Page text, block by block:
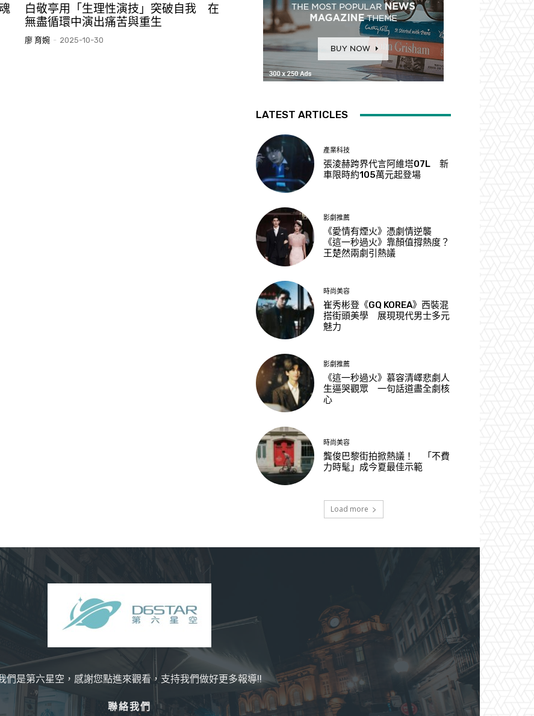
白敬亭用「生理性演技」突破自我 在
無盡循環中演出痛苦與重生
廖 育婉 - 2025-10-30
LATEST ARTICLES
產業科技
張淩赫跨界代言阿維塔07L 新
車限時約105萬元起登場
影劇推薦
《愛情有煙火》憑劇情逆襲
《這一秒過火》靠顏值撐熱度？
王楚然兩劇引熱議
時尚美容
崔秀彬登《GQ KOREA》西裝混
搭街頭美學 展現現代男士多元
魅力
影劇推薦
《這一秒過火》慕容清嶧悲劇人
生逼哭觀眾 一句話道盡全劇核
心
時尚美容
龔俊巴黎街拍掀熱議！ 「不費
力時髦」成今夏最佳示範
Load more
們是第六星空，感謝您點進來觀看，支持我們做好更多報導!!
聯絡我們